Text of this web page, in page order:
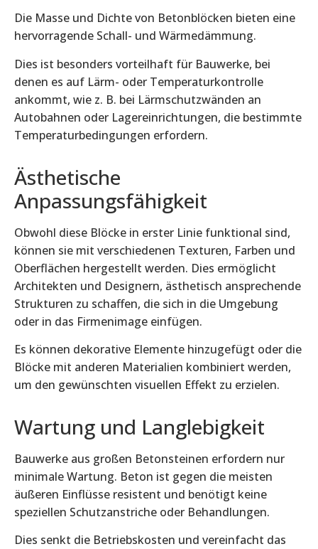
Die Masse und Dichte von Betonblöcken bieten eine
hervorragende Schall- und Wärmedämmung.
Dies ist besonders vorteilhaft für Bauwerke, bei
denen es auf Lärm- oder Temperaturkontrolle
ankommt, wie z. B. bei Lärmschutzwänden an
Autobahnen oder Lagereinrichtungen, die bestimmte
Temperaturbedingungen erfordern.
Ästhetische
Anpassungsfähigkeit
Obwohl diese Blöcke in erster Linie funktional sind,
können sie mit verschiedenen Texturen, Farben und
Oberflächen hergestellt werden. Dies ermöglicht
Architekten und Designern, ästhetisch ansprechende
Strukturen zu schaffen, die sich in die Umgebung
oder in das Firmenimage einfügen.
Es können dekorative Elemente hinzugefügt oder die
Blöcke mit anderen Materialien kombiniert werden,
um den gewünschten visuellen Effekt zu erzielen.
Wartung und Langlebigkeit
Bauwerke aus großen Betonsteinen erfordern nur
minimale Wartung. Beton ist gegen die meisten
äußeren Einflüsse resistent und benötigt keine
speziellen Schutzanstriche oder Behandlungen.
Dies senkt die Betriebskosten und vereinfacht das